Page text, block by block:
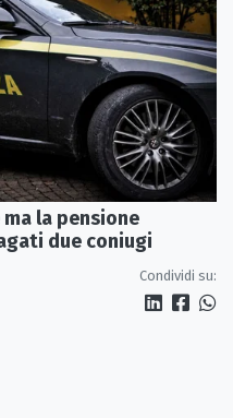
la pensione
due coniugi
Condividi su: